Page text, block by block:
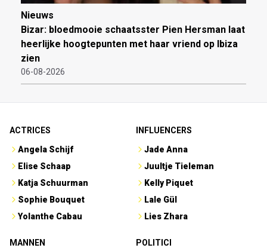
Nieuws
Bizar: bloedmooie schaatsster Pien Hersman laat
heerlijke hoogtepunten met haar vriend op Ibiza
zien
06-08-2026
ACTRICES
Angela Schijf
Elise Schaap
Katja Schuurman
Sophie Bouquet
Yolanthe Cabau
INFLUENCERS
Jade Anna
Juultje Tieleman
Kelly Piquet
Lale Gül
Lies Zhara
MANNEN
POLITICI